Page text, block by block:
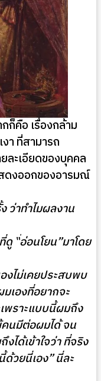
ก็คือ เรื่องกล้าม
า ที่สามารถ
ละเอียดของบุคคล
สดงออกของอารมณ์
ว่าทำไมผลงาน
“่อ่อนโยน”มาโดย
งไม่เคยประสบพบ
เองที่อยากจะ
พราะแบบนี้ผมถึง
นมีต่อผมได้ จน
ได้เข้าใจว่า ที่จริง
วยนี่เอง” นี่ละ